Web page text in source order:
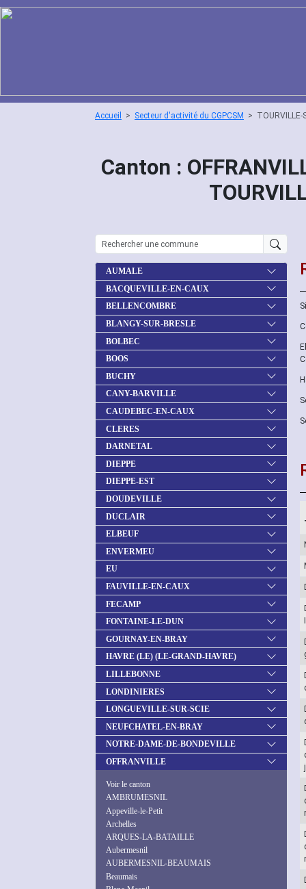
Accueil Secteur d'activité du CGPCSM TOURVILLE-
Canton :
AUMALE
BACQUEVILLE-EN-CAUX
BELLENCOMBRE
BLANGY-SUR-BRESLE
BOLBEC
BOOS
BUCHY
CANY-BARVILLE
CAUDEBEC-EN-CAUX
CLERES
DARNETAL
DIEPPE
DIEPPE-EST
DOUDEVILLE
DUCLAIR
ELBEUF
ENVERMEU
EU
FAUVILLE-EN-CAUX
FECAMP
FONTAINE-LE-DUN
GOURNAY-EN-BRAY
HAVRE (LE) (LE-GRAND-HAVRE)
LILLEBONNE
LONDINIERES
LONGUEVILLE-SUR-SCIE
NEUFCHATEL-EN-BRAY
NOTRE-DAME-DE-BONDEVILLE
OFFRANVILLE
Voir le canton
AMBRUMESNIL
Appeville-le-Petit
Archelles
ARQUES-LA-BATAILLE
Aubermesnil
AUBERMESNIL-BEAUMAIS
Beaumais